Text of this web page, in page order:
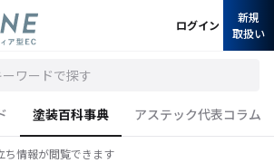
ワードで探す
ログイン
新規
取扱い
塗装百科事典 アステック代表コラム
ち情報が閲覧できます